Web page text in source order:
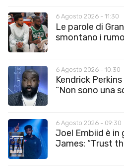
6 Agosto 2026 - 11:30
Le parole di
smontano i
6 Agosto 2026 - 10:30
Kendrick
“Non sono una
6 Agosto 2026 - 09:30
Joel Embiid è in
James: “Trust